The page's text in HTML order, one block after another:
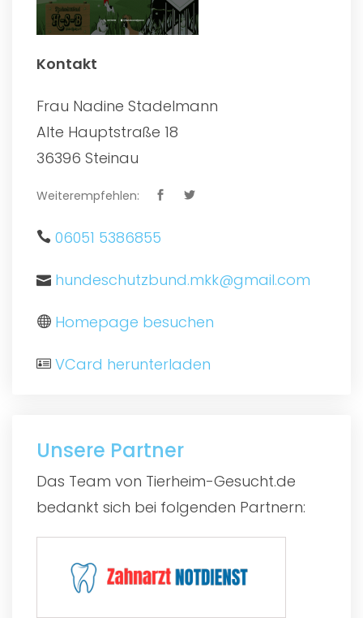
Kontakt
Frau Nadine Stadelmann
Alte Hauptstraße 18
36396 Steinau
Weiterempfehlen:
06051 5386855
hundeschutzbund.mkk@gmail.com
Homepage besuchen
VCard herunterladen
Unsere Partner
Das Team von Tierheim-Gesucht.de
bedankt sich bei folgenden Partnern: